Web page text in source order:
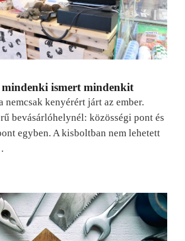
ismert mindenkit
nemcsak kenyérért járt az ember.
bevásárlóhelynél: közösségi pont és
egyben. A kisboltban nem lehetett